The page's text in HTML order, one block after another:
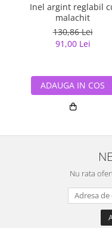
Inel argint reglabil
malachit
130,86 Lei
91,00 Lei
ADAUGA IN COS
Nu rata